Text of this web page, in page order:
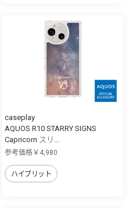
caseplay
AQUOS R10 STARRY SIGNS
Capricorn スリ...
参考価格￥4,980
ハイブリット